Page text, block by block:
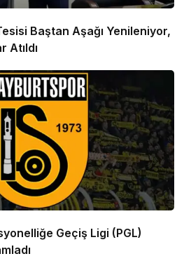
Baştan Aşağı Yenileniyor,
Atıldı
Geçiş Ligi (PGL)